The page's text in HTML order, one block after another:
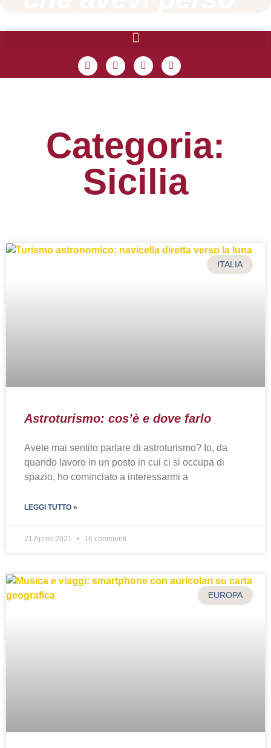
Categoria:
Sicilia
ITALIA
Astroturismo: cos’è e dove farlo
Avete mai sentito parlare di astroturismo? Io, da
quando lavoro in un posto in cui ci si occupa di
spazio, ho cominciato a interessarmi a
LEGGI TUTTO »
21 Aprile 2021 16 commenti
EUROPA